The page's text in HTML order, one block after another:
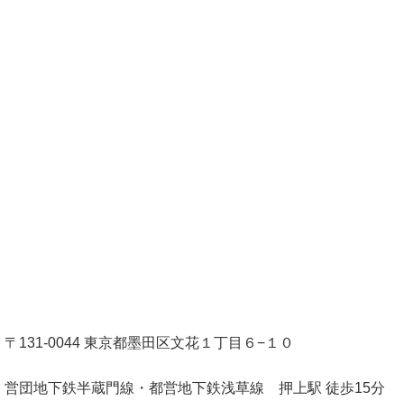
〒131-0044 東京都墨田区文花１丁目６−１０
営団地下鉄半蔵門線・都営地下鉄浅草線 押上駅 徒歩15分